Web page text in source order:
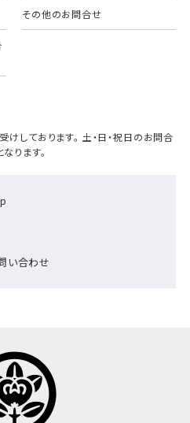
その他のお問合せ
い合わせ
しております。 土・日・祝日のお問合
ります。